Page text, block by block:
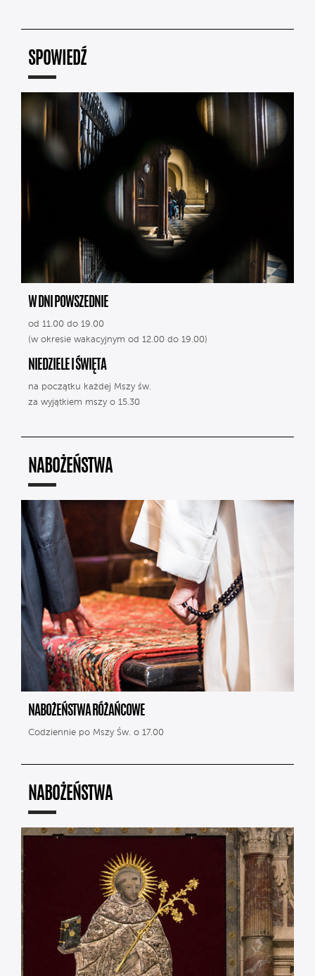
SPOWIEDŹ
W DNI POWSZEDNIE
od 11.00 do 19.00
(w okresie wakacyjnym od 12.00 do 19.00)
NIEDZIELE I ŚWIĘTA
na początku każdej Mszy św.
za wyjątkiem mszy o 15.30
NABOŻEŃSTWA
NABOŻEŃSTWA RÓŻAŃCOWE
Codziennie po Mszy Św. o 17.00
NABOŻEŃSTWA